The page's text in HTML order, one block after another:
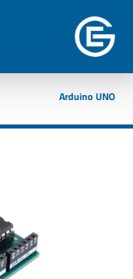
Arduino UNO